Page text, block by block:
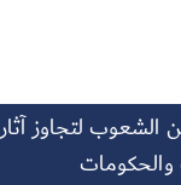
لتجاوز آثار